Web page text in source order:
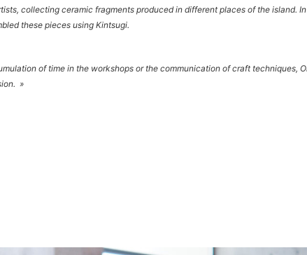
collecting ceramic fragments produced in different places of the island.
these pieces using Kintsugi.
of time in the workshops or the communication of craft techniques,
»